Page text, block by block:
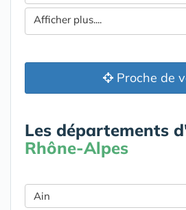
Afficher plus....
Proche de
Les départements
Rhône-Alpes
Ain